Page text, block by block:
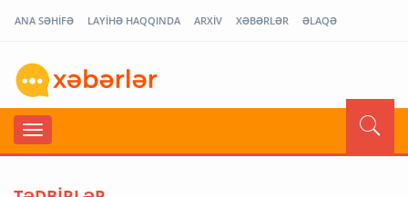
ANA SƏHİFƏ LAYİHƏ HAQQINDA ARXİV XƏBƏRLƏR ƏLAQƏ